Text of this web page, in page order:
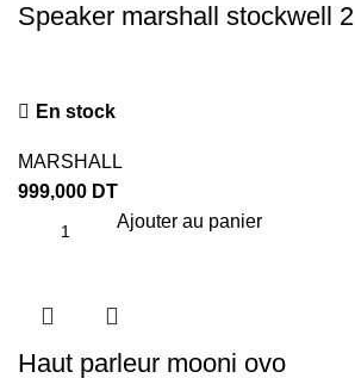
Speaker marshall stockwell 2
En stock
MARSHALL
999,000 DT
Ajouter au panier
Haut parleur mooni ovo